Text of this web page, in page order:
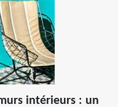
intérieurs : un